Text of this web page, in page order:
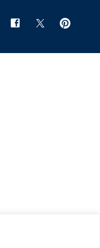
Teilen Teilen Teilen